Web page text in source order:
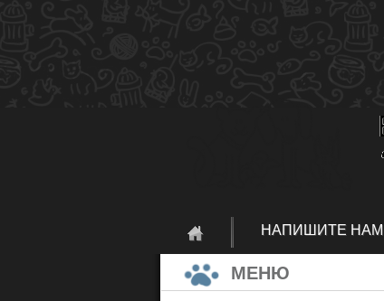
НАПИШИТЕ НАМ
МЕНЮ